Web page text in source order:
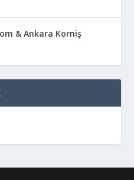
& Ankara Korniş